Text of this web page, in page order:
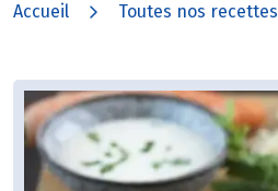
Accueil Toutes nos recettes